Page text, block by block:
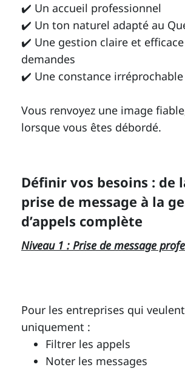
✔️ Un accueil professionnel
✔️ Un ton naturel adapté au
✔️ Une gestion claire et
demandes
✔️ Une constance irréprochable
Vous renvoyez une image
lorsque vous êtes débordé.
Définir vos besoins : de
prise de message à la
d’appels complète
Niveau 1 : Prise de message
Pour les entreprises qui veulent
uniquement :
Filtrer les appels
Noter les messages